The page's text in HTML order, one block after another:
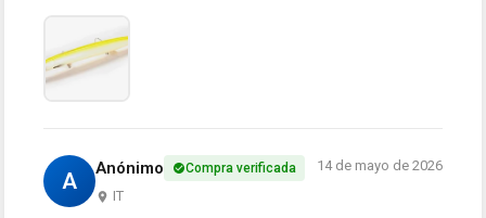
A Anónimo Compra verificada
IT
14 de mayo de 2026